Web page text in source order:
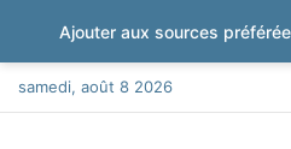
samedi, août 8 2026
Ajouter aux sources